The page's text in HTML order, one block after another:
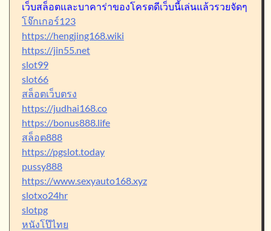
เว็บสล็อตและบาคาร่าของโครตดีเว็บนี้เล่นแล้วรวยจัดๆ
โจ๊กเกอร์123
https://hengjing168.wiki
https://jin55.net
slot99
slot66
สล็อตเว็บตรง
https://judhai168.co
https://bonus888.life
สล็อต888
https://pgslot.today
pussy888
https://www.sexyauto168.xyz
slotxo24hr
slotpg
หนังโป๊ไทย